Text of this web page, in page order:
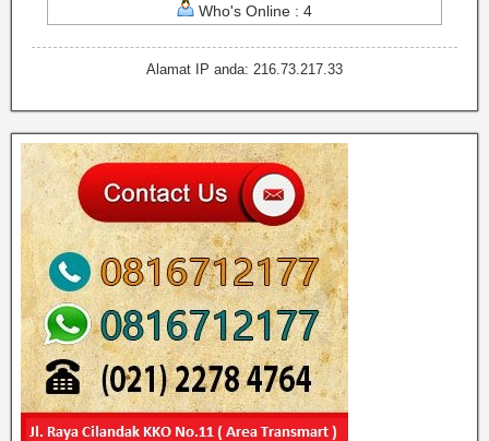
Who's Online : 4
Alamat IP anda: 216.73.217.33